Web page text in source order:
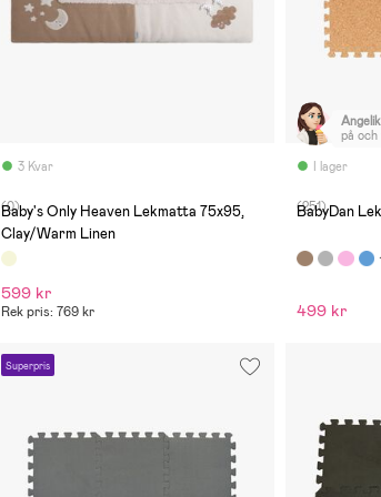
3 Kvar
(0)
Baby's Only Heaven Lekmatta 75x95,
Clay/Warm Linen
599 kr
Rek pris: 769 kr
I lager
på
de
att
(251)
BabyDan
499 kr
Superpris